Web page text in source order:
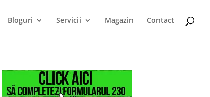
Bloguri Servicii Magazin Contact